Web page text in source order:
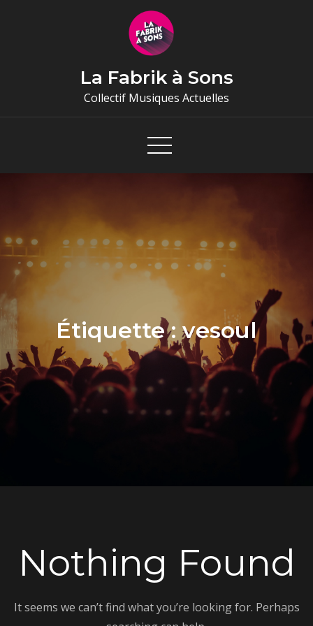
La Fabrik à Sons
Collectif Musiques Actuelles
Étiquette :vesoul
Nothing Found
It seems we can’t find what you’re looking for. Perhaps